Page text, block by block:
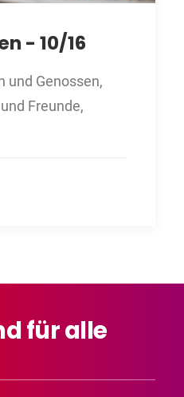
- 10/16
und Genossen,
Freunde,
füralle